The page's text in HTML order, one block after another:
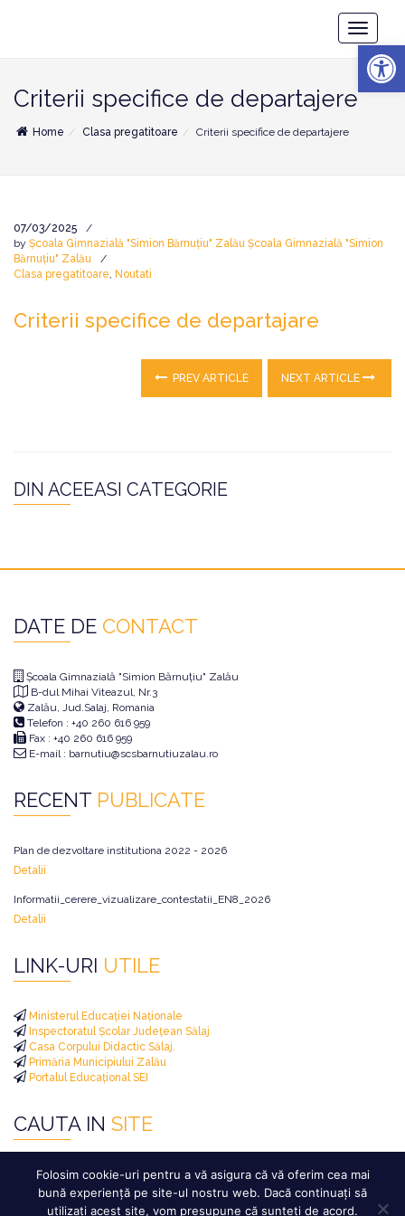
Toggle
Criterii specifice de departajere
Home Clasa pregatitoare Criterii specifice de departajere
07/03/2025
by Școala Gimnazială "Simion Bărnuțiu" Zalău Școala Gimnazială "Simion
Bărnuțiu" Zalău
Clasa pregatitoare, Noutati
Criterii specifice de departajare
PREV ARTICLE NEXT ARTICLE
DIN ACEEASI CATEGORIE
DATE DE CONTACT
Școala Gimnazială "Simion Bărnuțiu" Zalău
B-dul Mihai Viteazul, Nr.3
Zalău, Jud.Salaj, Romania
Telefon : +40 260 616 959
Fax : +40 260 616 959
E-mail : barnutiu@scsbarnutiuzalau.ro
RECENT PUBLICATE
Plan de dezvoltare institutiona 2022 - 2026
Detalii
Informatii_cerere_vizualizare_contestatii_EN8_2026
Detalii
LINK-URI UTILE
Ministerul Educației Naționale
Inspectoratul Școlar Județean Sălaj
Casa Corpului Didactic Sălaj.
Primăria Municipiului Zalău
Portalul Educațional SEI
CAUTA IN SITE
Caută
după:
Folosim cookie-uri pentru a vă asigura că vă oferim cea mai
bună experiență pe site-ul nostru web. Dacă continuați să
utilizați acest site, vom presupune că sunteți de acord.